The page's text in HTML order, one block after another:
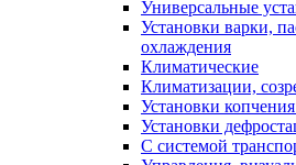
Универсальные
Установки варки,
охлаждения
Климатические
Климатизации,
Установки
Установки
С системой